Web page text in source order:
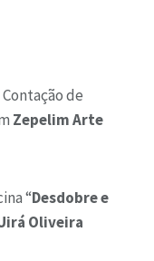
Contação de
Zepelim Arte
“Desdobre e
Oliveira